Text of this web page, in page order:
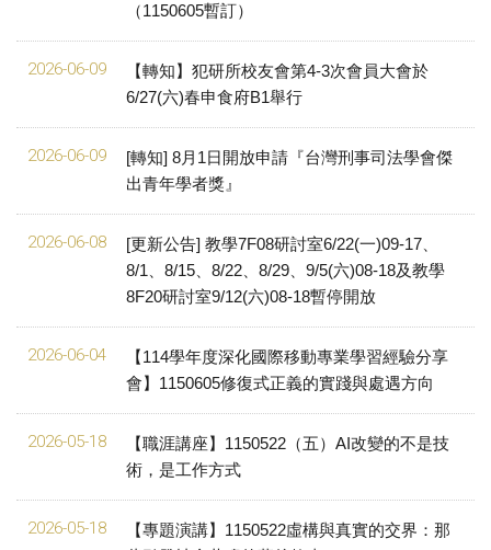
（1150605暫訂）
2026-06-09
【轉知】犯研所校友會第4-3次會員大會於
6/27(六)春申食府B1舉行
2026-06-09
[轉知] 8月1日開放申請『台灣刑事司法學會傑
出青年學者獎』
2026-06-08
[更新公告] 教學7F08研討室6/22(一)09-17、
8/1、8/15、8/22、8/29、9/5(六)08-18及教學
8F20研討室9/12(六)08-18暫停開放
2026-06-04
【114學年度深化國際移動專業學習經驗分享
會】1150605修復式正義的實踐與處遇方向
2026-05-18
【職涯講座】1150522（五）AI改變的不是技
術，是工作方式
2026-05-18
【專題演講】1150522虛構與真實的交界：那